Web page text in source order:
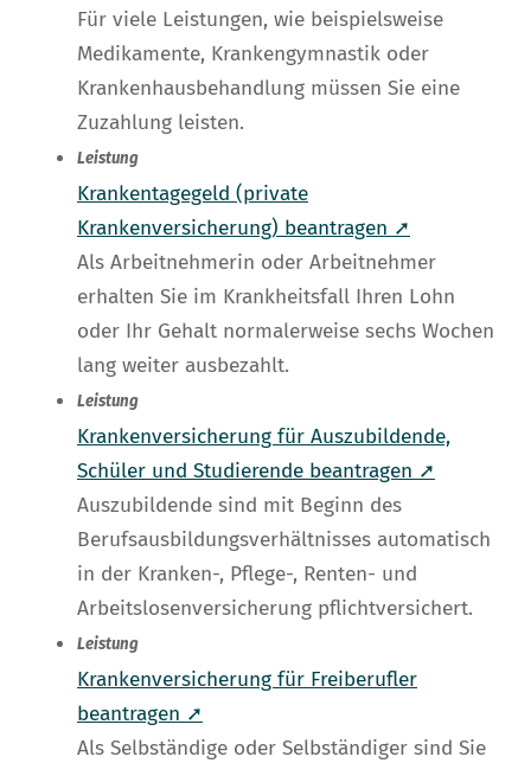
Für viele Leistungen, wie beispielsweise
Medikamente, Krankengymnastik oder
Krankenhausbehandlung müssen Sie eine
Zuzahlung leisten.
Leistung
Krankentagegeld (private
Krankenversicherung) beantragen ➚
Als Arbeitnehmerin oder Arbeitnehmer
erhalten Sie im Krankheitsfall Ihren Lohn
oder Ihr Gehalt normalerweise sechs Wochen
lang weiter ausbezahlt.
Leistung
Krankenversicherung für Auszubildende,
Schüler und Studierende beantragen ➚
Auszubildende sind mit Beginn des
Berufsausbildungsverhältnisses automatisch
in der Kranken-, Pflege-, Renten- und
Arbeitslosenversicherung pflichtversichert.
Leistung
Krankenversicherung für Freiberufler
beantragen ➚
Als Selbständige oder Selbständiger sind Sie